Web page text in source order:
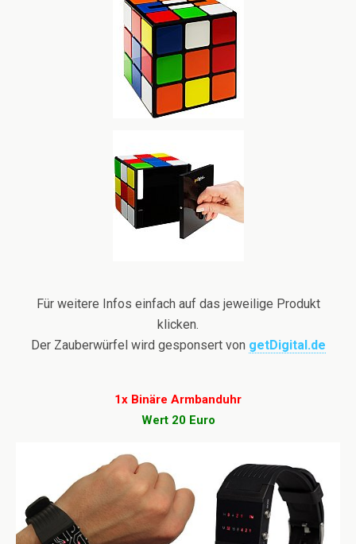
Für weitere Infos einfach auf das jeweilige Produkt
klicken.
Der Zauberwürfel wird gesponsert von getDigital.de
1x Binäre Armbanduhr
Wert 20 Euro